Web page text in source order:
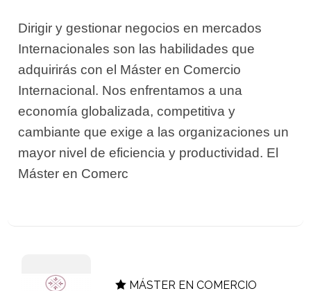
Dirigir y gestionar negocios en mercados
Internacionales son las habilidades que
adquirirás con el Máster en Comercio
Internacional. Nos enfrentamos a una
economía globalizada, competitiva y
cambiante que exige a las organizaciones un
mayor nivel de eficiencia y productividad. El
Máster en Comerc
MÁSTER EN COMERCIO